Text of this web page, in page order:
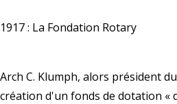
1917 : La Fondation Rotary
Arch C. Klumph, alors président
création d'un fonds de dotation «